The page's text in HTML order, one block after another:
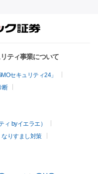
ティ事業について
セキュリティ24」
断
byイエラエ）
なりすまし対策